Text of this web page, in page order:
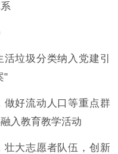
垃圾分类纳入党建引
"
做好流动人口等重点群
入教育教学活动
大志愿者队伍，创新